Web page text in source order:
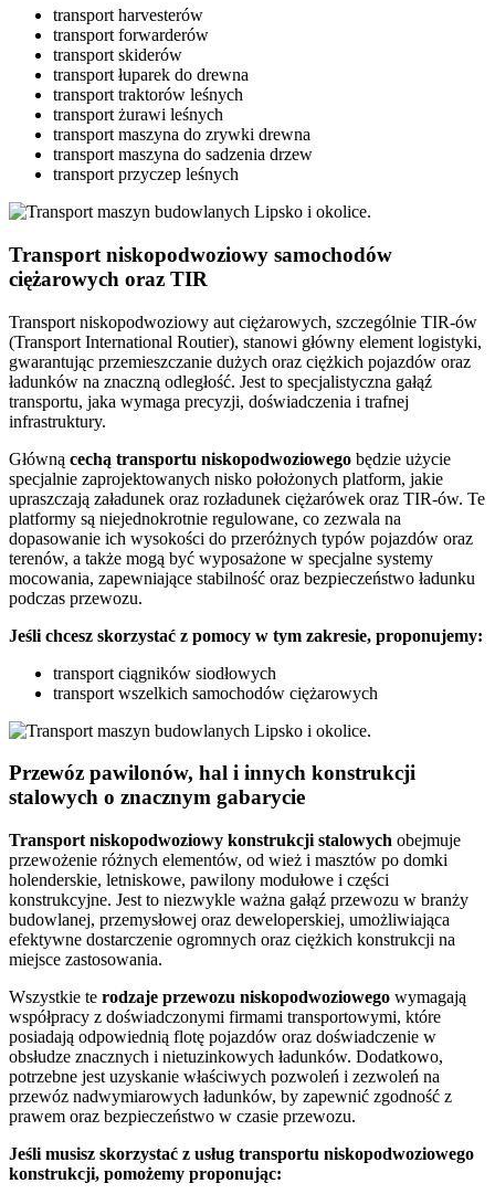
transport harvesterów
transport forwarderów
transport skiderów
transport łuparek do drewna
transport traktorów leśnych
transport żurawi leśnych
transport maszyna do zrywki drewna
transport maszyna do sadzenia drzew
transport przyczep leśnych
Transport niskopodwoziowy samochodów
ciężarowych oraz TIR
Transport niskopodwoziowy aut ciężarowych, szczególnie TIR-ów
(Transport International Routier), stanowi główny element logistyki,
gwarantując przemieszczanie dużych oraz ciężkich pojazdów oraz
ładunków na znaczną odległość. Jest to specjalistyczna gałąź
transportu, jaka wymaga precyzji, doświadczenia i trafnej
infrastruktury.
Główną cechą transportu niskopodwoziowego będzie użycie
specjalnie zaprojektowanych nisko położonych platform, jakie
upraszczają załadunek oraz rozładunek ciężarówek oraz TIR-ów. Te
platformy są niejednokrotnie regulowane, co zezwala na
dopasowanie ich wysokości do przeróżnych typów pojazdów oraz
terenów, a także mogą być wyposażone w specjalne systemy
mocowania, zapewniające stabilność oraz bezpieczeństwo ładunku
podczas przewozu.
Jeśli chcesz skorzystać z pomocy w tym zakresie, proponujemy:
transport ciągników siodłowych
transport wszelkich samochodów ciężarowych
Przewóz pawilonów, hal i innych konstrukcji
stalowych o znacznym gabarycie
Transport niskopodwoziowy konstrukcji stalowych obejmuje
przewożenie różnych elementów, od wież i masztów po domki
holenderskie, letniskowe, pawilony modułowe i części
konstrukcyjne. Jest to niezwykle ważna gałąź przewozu w branży
budowlanej, przemysłowej oraz deweloperskiej, umożliwiająca
efektywne dostarczenie ogromnych oraz ciężkich konstrukcji na
miejsce zastosowania.
Wszystkie te rodzaje przewozu niskopodwoziowego wymagają
współpracy z doświadczonymi firmami transportowymi, które
posiadają odpowiednią flotę pojazdów oraz doświadczenie w
obsłudze znacznych i nietuzinkowych ładunków. Dodatkowo,
potrzebne jest uzyskanie właściwych pozwoleń i zezwoleń na
przewóz nadwymiarowych ładunków, by zapewnić zgodność z
prawem oraz bezpieczeństwo w czasie przewozu.
Jeśli musisz skorzystać z usług transportu niskopodwoziowego
konstrukcji, pomożemy proponując: